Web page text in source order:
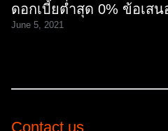
ดอกเบี้ยต่ำสุด 0% ข้อเส
June 5, 2021
Contact us